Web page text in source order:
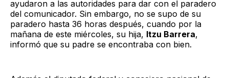
ayudaron a las autoridades para dar con el paradero
del comunicador. Sin embargo, no se supo de su
paradero hasta 36 horas después, cuando por la
mañana de este miércoles, su hija, Itzu Barrera,
informó que su padre se encontraba con bien.